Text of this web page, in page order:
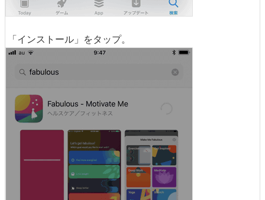
「インストール」をタップ。